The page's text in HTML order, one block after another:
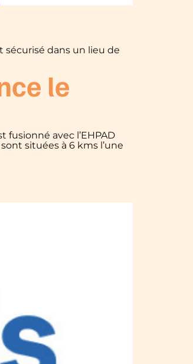
dans un lieu de
le
fusionné avec l’EHPAD
situées à 6 kms l’une